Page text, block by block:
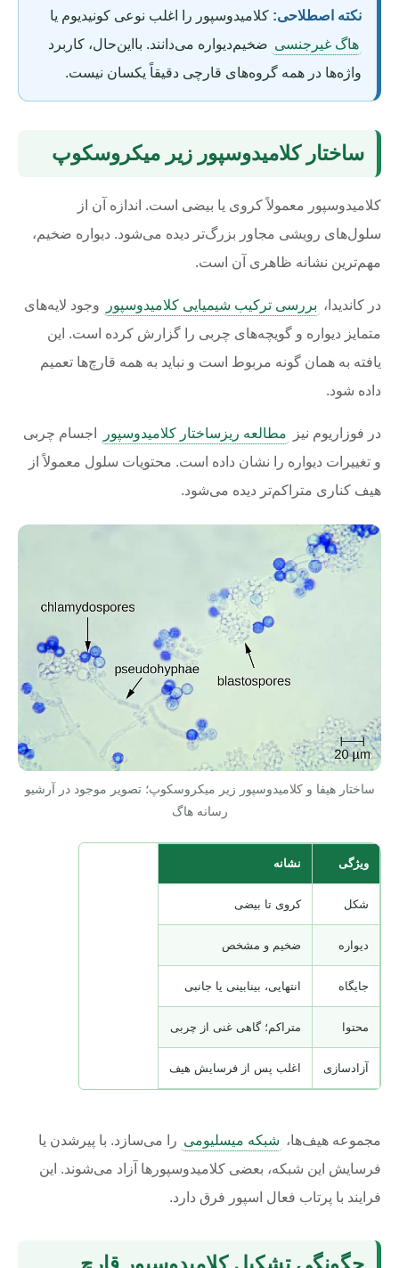
نکته اصطلاحی: کلامیدوسپور را اغلب نوعی کونیدیوم یا
هاگ غیرجنسی ضخیم‌دیواره می‌دانند. بااین‌حال، کاربرد
واژه‌ها در همه گروه‌های قارچی دقیقاً یکسان نیست.
ساختار کلامیدوسپور زیر میکروسکوپ
کلامیدوسپور معمولاً کروی یا بیضی است. اندازه آن از
سلول‌های رویشی مجاور بزرگ‌تر دیده می‌شود. دیواره ضخیم،
مهم‌ترین نشانه ظاهری آن است.
در کاندیدا، بررسی ترکیب شیمیایی کلامیدوسپور
وجود لایه‌های
متمایز دیواره و گویچه‌های چربی را گزارش کرده است. این
یافته به همان گونه مربوط است و نباید به همه قارچ‌ها تعمیم
داده شود.
در فوزاریوم نیز مطالعه ریزساختار کلامیدوسپور
اجسام چربی
و تغییرات دیواره را نشان داده است. محتویات سلول معمولاً از
هیف کناری متراکم‌تر دیده می‌شود.
ساختار هیفا و کلامیدوسپور زیر میکروسکوپ؛ تصویر موجود در آرشیو
رسانه هاگ
ویژگی نشانه
شکل کروی تا بیضی
دیواره ضخیم و مشخص
جایگاه انتهایی، بینابینی یا جانبی
محتوا متراکم؛ گاهی غنی از چربی
آزادسازی اغلب پس از فرسایش هیف
مجموعه هیف‌ها، شبکه میسلیومی را می‌سازد. با پیرشدن یا
فرسایش این شبکه، بعضی کلامیدوسپورها آزاد می‌شوند. این
فرایند با پرتاب فعال اسپور فرق دارد.